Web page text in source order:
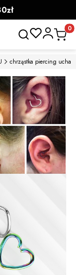
Otwórz
chrząstka piercing ucha